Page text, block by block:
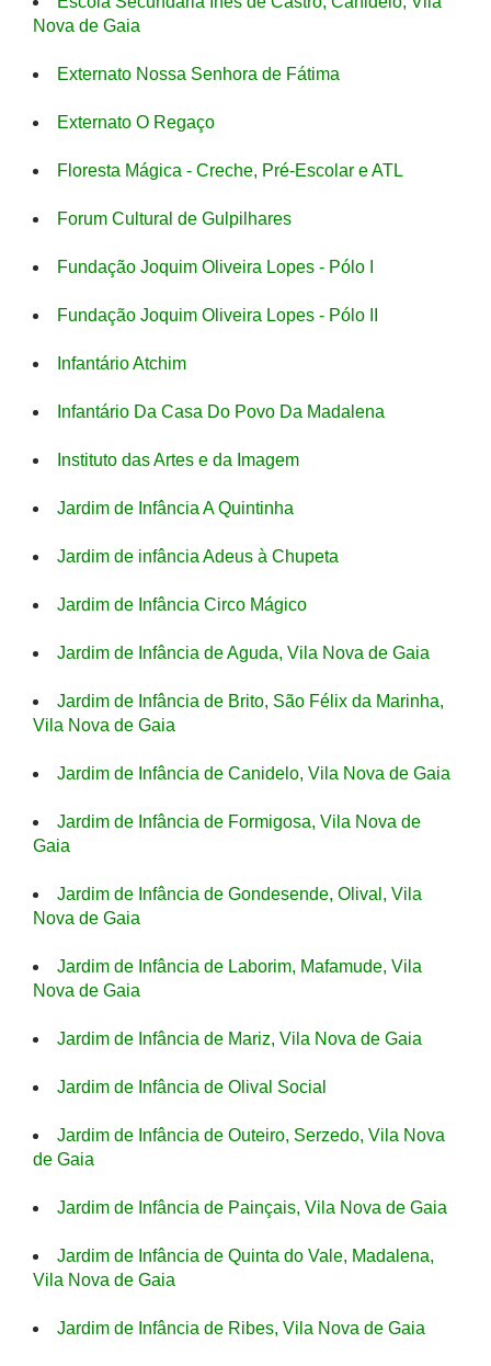
Nova de Gaia
Externato Nossa Senhora de Fátima
Externato O Regaço
Floresta Mágica - Creche, Pré-Escolar e ATL
Forum Cultural de Gulpilhares
Fundação Joquim Oliveira Lopes - Pólo I
Fundação Joquim Oliveira Lopes - Pólo II
Infantário Atchim
Infantário Da Casa Do Povo Da Madalena
Instituto das Artes e da Imagem
Jardim de Infância A Quintinha
Jardim de infância Adeus à Chupeta
Jardim de Infância Circo Mágico
Jardim de Infância de Aguda, Vila Nova de Gaia
Jardim de Infância de Brito, São Félix da Marinha,
Vila Nova de Gaia
Jardim de Infância de Canidelo, Vila Nova de Gaia
Jardim de Infância de Formigosa, Vila Nova de
Gaia
Jardim de Infância de Gondesende, Olival, Vila
Nova de Gaia
Jardim de Infância de Laborim, Mafamude, Vila
Nova de Gaia
Jardim de Infância de Mariz, Vila Nova de Gaia
Jardim de Infância de Olival Social
Jardim de Infância de Outeiro, Serzedo, Vila Nova
de Gaia
Jardim de Infância de Painçais, Vila Nova de Gaia
Jardim de Infância de Quinta do Vale, Madalena,
Vila Nova de Gaia
Jardim de Infância de Ribes, Vila Nova de Gaia